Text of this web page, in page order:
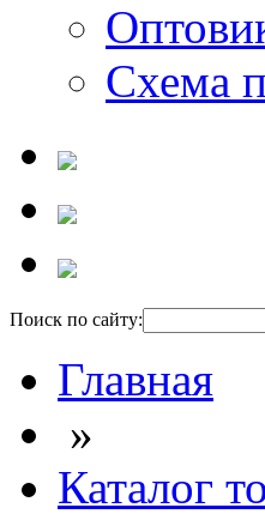
Схема
Поиск по сайту:
Главная
»
Каталог